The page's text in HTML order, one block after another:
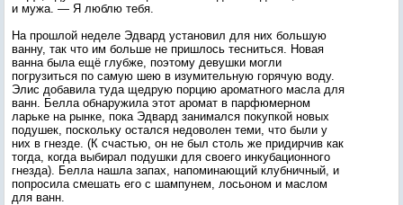
и мужа. — Я люблю тебя.
На прошлой неделе Эдвард установил для них большую
ванну, так что им больше не пришлось тесниться. Новая
ванна была ещё глубже, поэтому девушки могли
погрузиться по самую шею в изумительную горячую воду.
Элис добавила туда щедрую порцию ароматного масла для
ванн. Белла обнаружила этот аромат в парфюмерном
ларьке на рынке, пока Эдвард занимался покупкой новых
подушек, поскольку остался недоволен теми, что были у
них в гнезде. (К счастью, он не был столь же придирчив как
тогда, когда выбирал подушки для своего инкубационного
гнезда). Белла нашла запах, напоминающий клубничный, и
попросила смешать его с шампунем, лосьоном и маслом
для ванн.